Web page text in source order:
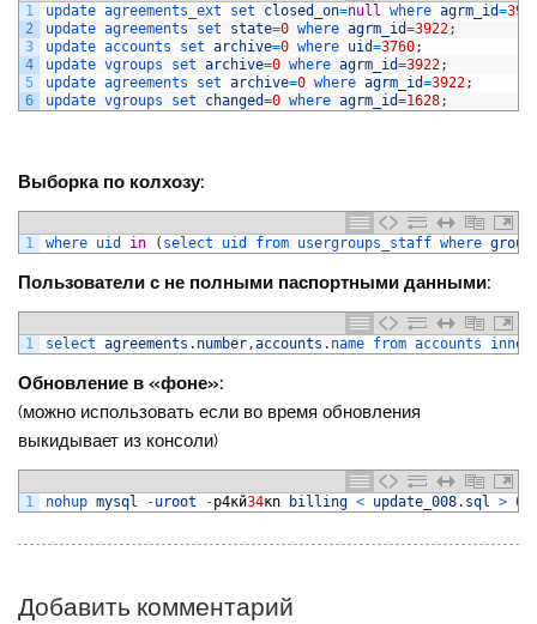
1
2
3
4
5
6
update agreements_ext set closed_on=null where agrm_id=
update agreements set state=0 where agrm_id=3922;
update accounts set archive=0 where uid=3760;
update vgroups set archive=0 where agrm_id=3922;
update agreements set archive=0 where agrm_id=3922;
update vgroups set changed=0 where agrm_id=1628;
Выборка по колхозу:
1 where uid in ( select uid from usergroups_staff where
Пользователи с не полными паспортными данными:
1 select agreements . number,accounts . name from accounts
Обновление в «фоне»:
(можно использовать если во время обновления
выкидывает из консоли)
1 nohup mysql -uroot -p4кй34кn billing < update_008. sql >
Добавить комментарий